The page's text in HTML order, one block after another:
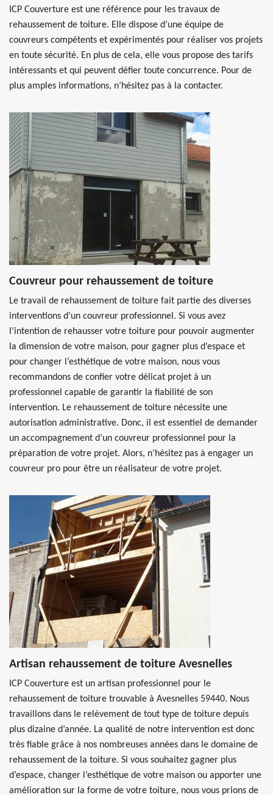
ICP Couverture est une référence pour les travaux de
rehaussement de toiture. Elle dispose d’une équipe de
couvreurs compétents et expérimentés pour réaliser vos projets
en toute sécurité. En plus de cela, elle vous propose des tarifs
intéressants et qui peuvent défier toute concurrence. Pour de
plus amples informations, n’hésitez pas à la contacter.
Couvreur pour rehaussement de toiture
Le travail de rehaussement de toiture fait partie des diverses
interventions d’un couvreur professionnel. Si vous avez
l’intention de rehausser votre toiture pour pouvoir augmenter
la dimension de votre maison, pour gagner plus d’espace et
pour changer l’esthétique de votre maison, nous vous
recommandons de confier votre délicat projet à un
professionnel capable de garantir la fiabilité de son
intervention. Le rehaussement de toiture nécessite une
autorisation administrative. Donc, il est essentiel de demander
un accompagnement d’un couvreur professionnel pour la
préparation de votre projet. Alors, n’hésitez pas à engager un
couvreur pro pour être un réalisateur de votre projet.
Artisan rehaussement de toiture Avesnelles
ICP Couverture est un artisan professionnel pour le
rehaussement de toiture trouvable à Avesnelles 59440. Nous
travaillons dans le relèvement de tout type de toiture depuis
plus dizaine d’année. La qualité de notre intervention est donc
très fiable grâce à nos nombreuses années dans le domaine de
rehaussement de la toiture. Si vous souhaitez gagner plus
d’espace, changer l’esthétique de votre maison ou apporter une
amélioration sur la forme de votre toiture, nous vous prions de